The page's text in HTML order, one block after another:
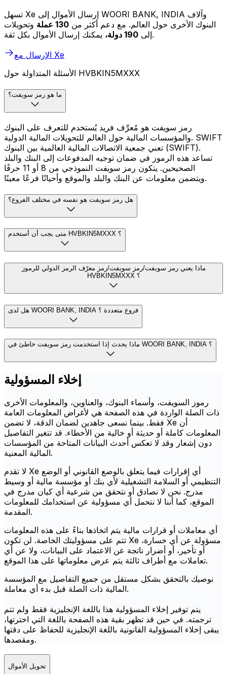
تسهل Xe إرسال الأموال إلى WOORI BANK, INDIA وآلاف
البنوك الأخرى حول العالم. مع دعم أكثر من 130 عملة
وتحويلات
إلى 190 دولة،
يمكنك إرسال الأموال بكل ثقة.
الإرسال مع Xe
الأسئلة المتداولة حول HVBKIN5MXXX
ما هو رمز سويفت؟
رمز سويفت هو مُعرِّف فريد يُستخدم للتعرف على البنوك
والمؤسسات المالية حول العالم للتحويلات المالية الدولية. SWIFT
تعني جمعية الاتصالات المالية العالمية بين البنوك (SWIFT).
تساعد هذه الرموز في ضمان توجيه المدفوعات إلى البنك والبلد
الصحيحين. يتكون رمز سويفت النموذجي من 8 أو 11 حرفًا
ويتضمن معلومات عن البنك والبلد والموقع وأحيانًا فرعًا معينًا.
هل رمز سويفت هو نفسه في مختلف الفروع؟
متى يجب أن أستخدم HVBKIN5MXXX ؟
ماذا يعني رمز سويفت/رمز سويفت/رمز معرّف الرمز الدولي للرموز
HVBKIN5MXXX ؟
هل لدى WOORI BANK, INDIA فروع متعددة ؟
ماذا يحدث إذا استخدمت رمز سويفت خاطئ في WOORI BANK, INDIA ؟
إخلاء المسؤولية
رموز السويفت، وأسماء البنوك، والعناوين، والمعلومات الأخرى
ذات الصلة الواردة في هذه الصفحة هي لأغراض المعلومات العامة
فقط. بينما نسعى جاهدين لضمان الدقة، لا تضمن Xe أن
المعلومات كاملة أو حديثة أو خالية من الأخطاء. قد تتغير التفاصيل
دون إشعار وقد لا تعكس أحدث البيانات المتاحة من المؤسسات
المالية المعنية.
لا تقدم Xe أي إقرارات فيما يتعلق بالوضع القانوني أو الوضع
التنظيمي أو السلامة التشغيلية لأي بنك أو مؤسسة مالية أو وسيط
مدرج. نحن لا نصادق أو نتحقق من شرعية أي كيان مدرج في
الموقع، كما أننا لا نتحمل أي مسؤولية عن استخدامك للمعلومات
المقدمة.
أي معاملات أو قرارات مالية يتم اتخاذها بناءً على هذه المعلومات
تتم على مسؤوليتك الخاصة. لن تكون Xe مسؤولة عن أي خسارة،
أو تأخير، أو أضرار ناتجة عن الاعتماد على البيانات، ولا عن أي
تعاملات مع أطراف ثالثة يتم عرض معلوماتها على هذا الموقع.
نوصيك بالتحقق بشكل مستقل من جميع التفاصيل مع المؤسسة
المالية ذات الصلة قبل بدء أي معاملة.
يتم توفير إخلاء المسؤولية هذا باللغة الإنجليزية فقط ولم تتم
ترجمته. في حين قد تظهر بقية هذه الصفحة باللغة التي اخترتها،
يبقى إخلاء المسؤولية القانونية باللغة الإنجليزية للحفاظ على دقتها
ومقصدها.
تحويل الأموال